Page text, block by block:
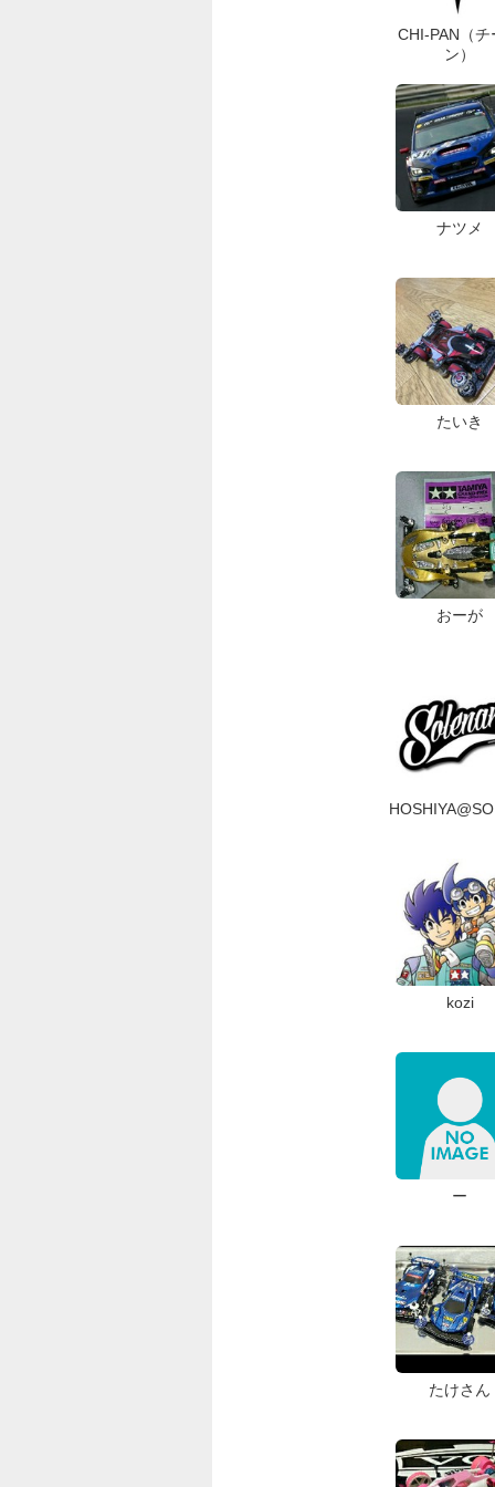
CHI-PAN（チ
ン）
ナツメ
たいき
おーが
kozi
ー
たけさん